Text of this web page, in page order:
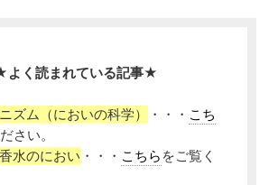
く読まれている記事★
ズム（においの科学） ・・・ こち
さい。
水のにおい ・・・ こちら をご覧く